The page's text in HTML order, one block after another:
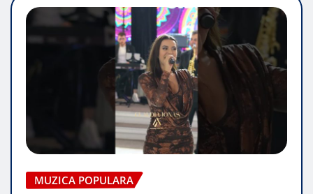
MUZICA POPULARA